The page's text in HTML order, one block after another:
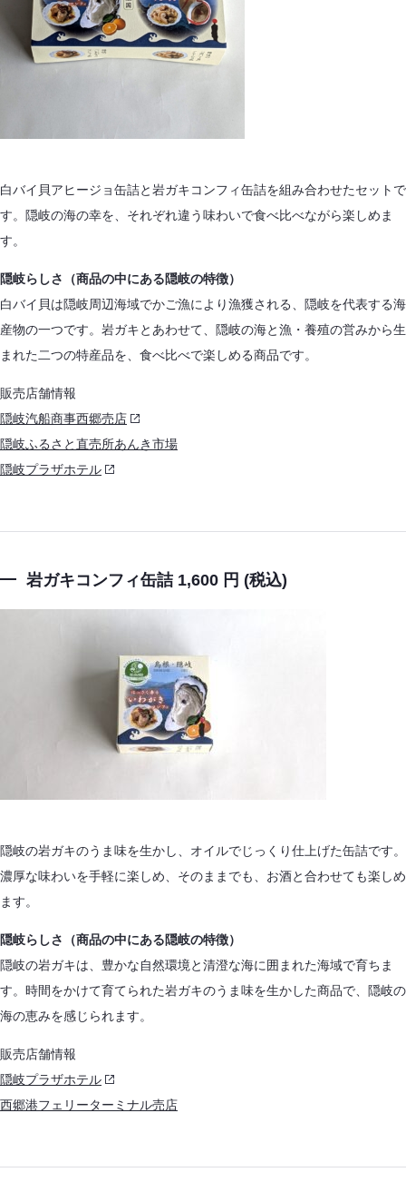
白バイ貝アヒージョ缶詰と岩ガキコンフィ缶詰を組み合わせたセットで
す。隠岐の海の幸を、それぞれ違う味わいで食べ比べながら楽しめま
す。
隠岐らしさ（商品の中にある隠岐の特徴）
白バイ貝は隠岐周辺海域でかご漁により漁獲される、隠岐を代表する海
産物の一つです。岩ガキとあわせて、隠岐の海と漁・養殖の営みから生
まれた二つの特産品を、食べ比べで楽しめる商品です。
販売店舗情報
隠岐汽船商事西郷売店
隠岐ふるさと直売所あんき市場
隠岐プラザホテル
岩ガキコンフィ缶詰 1,600 円 (税込)
隠岐の岩ガキのうま味を生かし、オイルでじっくり仕上げた缶詰です。
濃厚な味わいを手軽に楽しめ、そのままでも、お酒と合わせても楽しめ
ます。
隠岐らしさ（商品の中にある隠岐の特徴）
隠岐の岩ガキは、豊かな自然環境と清澄な海に囲まれた海域で育ちま
す。時間をかけて育てられた岩ガキのうま味を生かした商品で、隠岐の
海の恵みを感じられます。
販売店舗情報
隠岐プラザホテル
西郷港フェリーターミナル売店